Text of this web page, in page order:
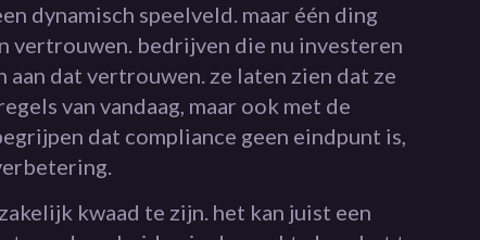
dynamisch speelveld. maar één ding
vertrouwen. bedrijven die nu investeren
aan dat vertrouwen. ze laten zien dat ze
van vandaag, maar ook met de
dat compliance geen eindpunt is,
kwaad te zijn. het kan juist een